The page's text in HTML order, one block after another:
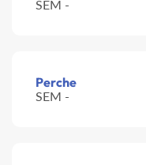
SEM -
Perche
SEM -